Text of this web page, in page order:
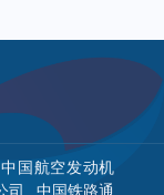
中国航空发动机
司 中国铁路通